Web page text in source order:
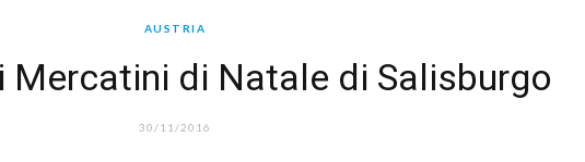
AUSTRIA
Mercatini di Natale di Salisburgo
30/11/2016